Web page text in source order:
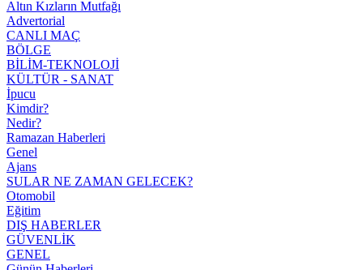
Altın Kızların Mutfağı
Advertorial
CANLI MAÇ
BÖLGE
BİLİM-TEKNOLOJİ
KÜLTÜR - SANAT
İpucu
Kimdir?
Nedir?
Ramazan Haberleri
Genel
Ajans
SULAR NE ZAMAN GELECEK?
Otomobil
Eğitim
DIŞ HABERLER
GÜVENLİK
GENEL